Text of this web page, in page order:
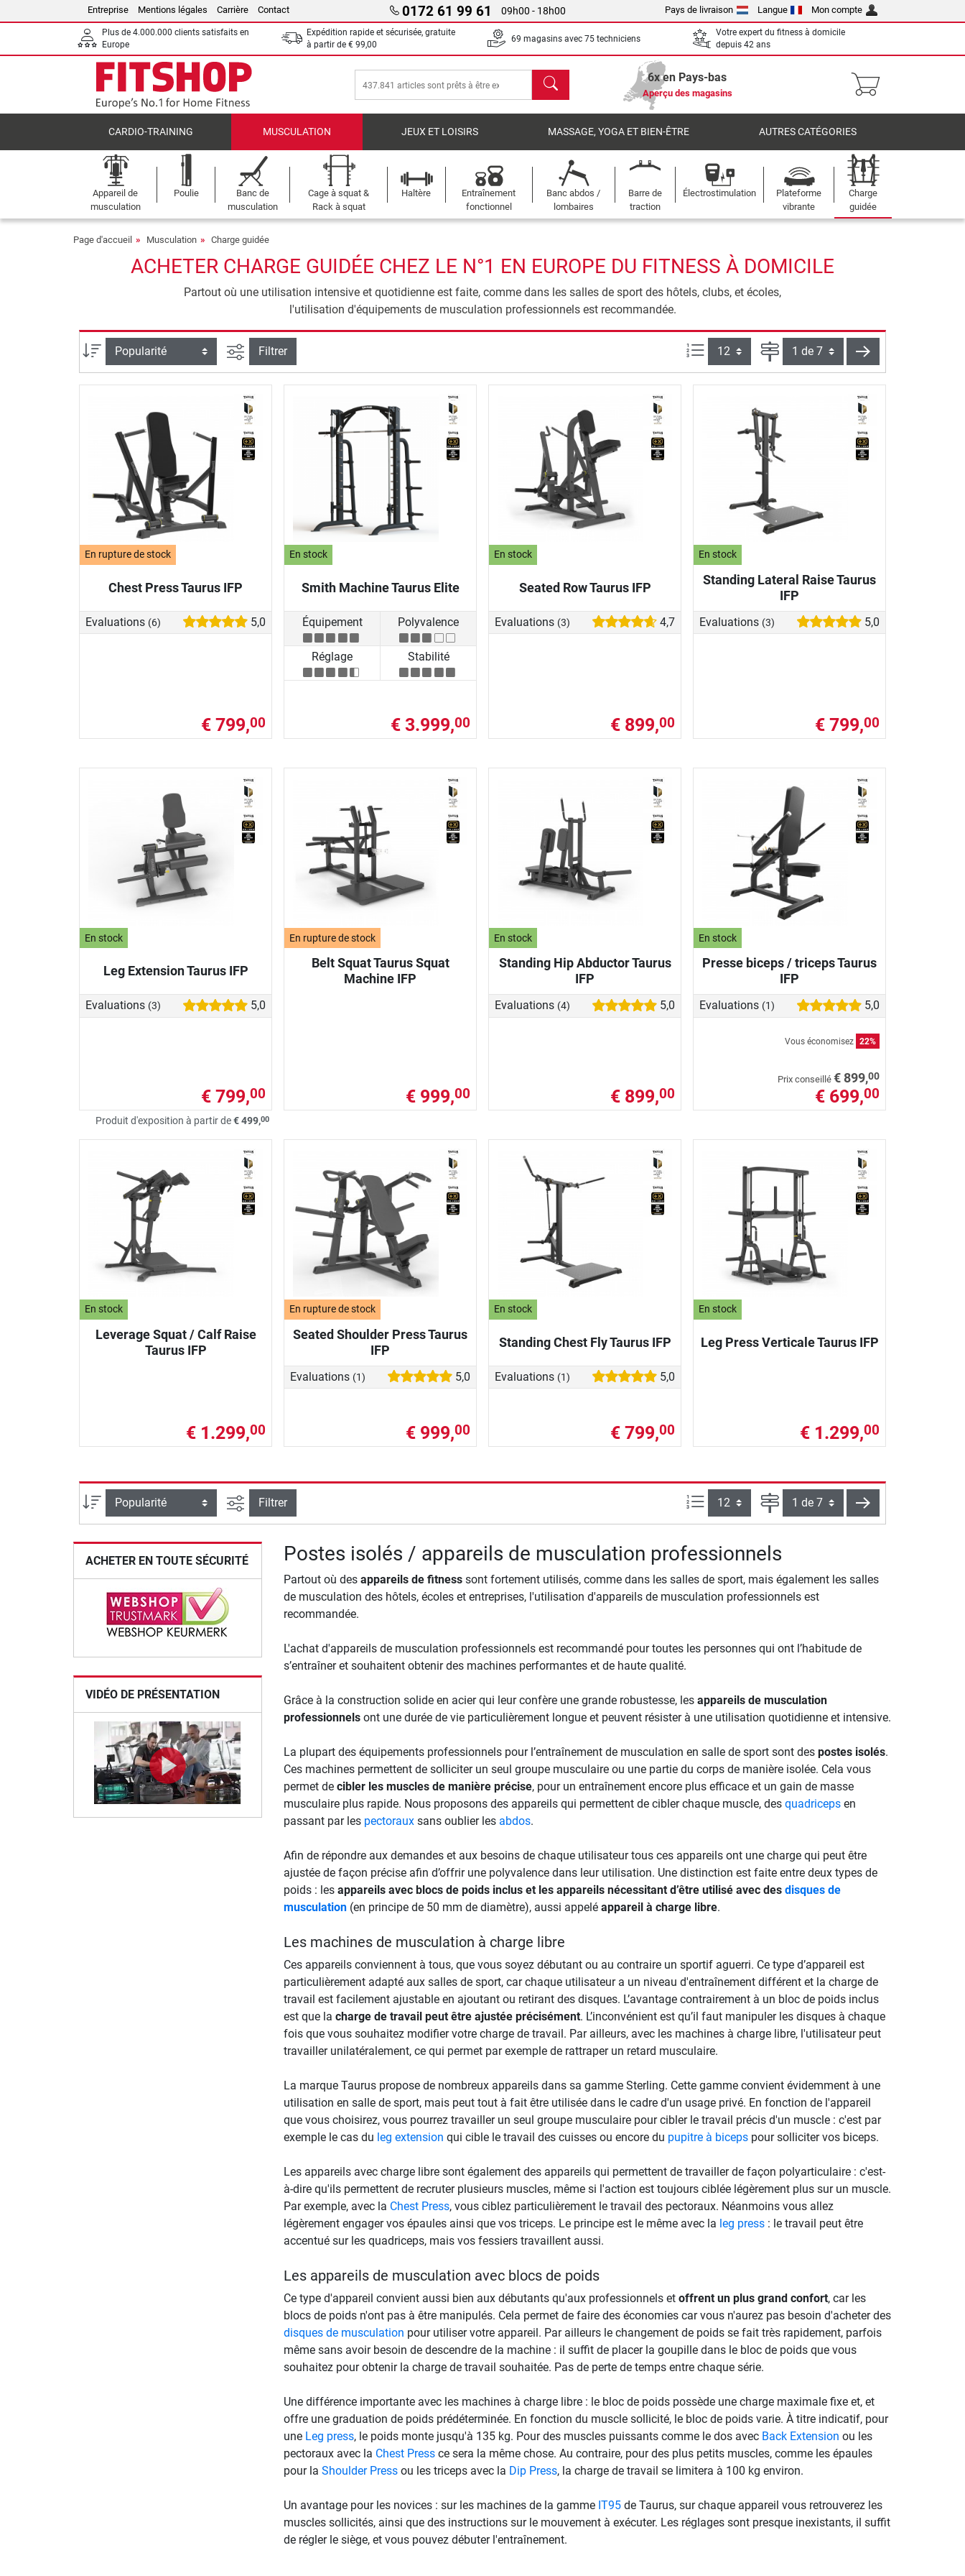
Entreprise Mentions légales Carrière Contact 0172 61 99 61 09h00 - 18h00 Pays de livraison Langue Mon compte
Plus de 4.000.000 clients satisfaits en
Europe
Expédition rapide et sécurisée, gratuite
à partir de € 99,00
69 magasins avec 75 techniciens
Votre expert du fitness à domicile
depuis 42 ans
chercher 6x en Pays-bas
Aperçu des magasins
CARDIO-TRAINING MUSCULATION JEUX ET LOISIRS MASSAGE, YOGA ET BIEN-ÊTRE AUTRES CATÉGORIES
Appareil de
musculation
Poulie
Banc de
musculation
Cage à squat &
Rack à squat
Haltère
Entraînement
fonctionnel
Banc abdos /
lombaires
Barre de
traction
Électrostimulation
Plateforme
vibrante
Charge
guidée
Page d'accueil Musculation Charge guidée
ACHETER CHARGE GUIDÉE CHEZ LE N°1 EN EUROPE DU FITNESS À DOMICILE
Partout où une utilisation intensive et quotidienne est faite, comme dans les salles de sport des hôtels, clubs, et écoles,
l'utilisation d'équipements de musculation professionnels est recommandée.
Trier par Filtrer la recherche
Filtrer Articles par page :Page continuer
En rupture de stock
Chest Press Taurus IFP
Evaluations (6) 5,0
€ 799,00
En stock
Smith Machine Taurus Elite
Équipement Polyvalence
Réglage Stabilité
€ 3.999,00
En stock
Seated Row Taurus IFP
Evaluations (3) 4,7
€ 899,00
En stock
Standing Lateral Raise Taurus
IFP
Evaluations (3) 5,0
€ 799,00
En stock
Leg Extension Taurus IFP
Evaluations (3) 5,0
€ 799,00
Produit d'exposition à partir de€ 499,00
En rupture de stock
Belt Squat Taurus Squat
Machine IFP
€ 999,00
En stock
Standing Hip Abductor Taurus
IFP
Evaluations (4) 5,0
€ 899,00
En stock
Presse biceps / triceps Taurus
IFP
Evaluations (1) 5,0
Vous économisez 22%
Prix conseillé € 899,00
€ 699,00
En stock
Leverage Squat / Calf Raise
Taurus IFP
€ 1.299,00
En rupture de stock
Seated Shoulder Press Taurus
IFP
Evaluations (1) 5,0
€ 999,00
En stock
Standing Chest Fly Taurus IFP
Evaluations (1) 5,0
€ 799,00
En stock
Leg Press Verticale Taurus IFP
€ 1.299,00
Trier par Filtrer la recherche
Filtrer Articles par page :Page continuer
ACHETER EN TOUTE SÉCURITÉ
VIDÉO DE PRÉSENTATION
Postes isolés / appareils de musculation professionnels
Partout où des appareils de fitnesssont fortement utilisés, comme dans les salles de sport, mais également les salles
de musculation des hôtels, écoles et entreprises, l'utilisation d'appareils de musculation professionnels est
recommandée.
L'achat d'appareils de musculation professionnels est recommandé pour toutes les personnes qui ont l’habitude de
s’entraîner et souhaitent obtenir des machines performantes et de haute qualité.
Grâce à la construction solide en acier qui leur confère une grande robustesse, les appareils de musculation
professionnelsont une durée de vie particulièrement longue et peuvent résister à une utilisation quotidienne et intensive.
La plupart des équipements professionnels pour l’entraînement de musculation en salle de sport sont des postes isolés.
Ces machines permettent de solliciter un seul groupe musculaire ou une partie du corps de manière isolée. Cela vous
permet de cibler les muscles de manière précise, pour un entraînement encore plus efficace et un gain de masse
musculaire plus rapide. Nous proposons des appareils qui permettent de cibler chaque muscle, des quadricepsen
passant par les pectorauxsans oublier les abdos.
Afin de répondre aux demandes et aux besoins de chaque utilisateur tous ces appareils ont une charge qui peut être
ajustée de façon précise afin d’offrir une polyvalence dans leur utilisation. Une distinction est faite entre deux types de
poids : les appareils avec blocs de poids inclus et les appareils nécessitant d’être utilisé avec des disques de
musculation(en principe de 50 mm de diamètre), aussi appelé appareil à charge libre.
Les machines de musculation à charge libre
Ces appareils conviennent à tous, que vous soyez débutant ou au contraire un sportif aguerri. Ce type d’appareil est
particulièrement adapté aux salles de sport, car chaque utilisateur a un niveau d'entraînement différent et la charge de
travail est facilement ajustable en ajoutant ou retirant des disques. L’avantage contrairement à un bloc de poids inclus
est que la charge de travail peut être ajustée précisément. L’inconvénient est qu’il faut manipuler les disques à chaque
fois que vous souhaitez modifier votre charge de travail. Par ailleurs, avec les machines à charge libre, l'utilisateur peut
travailler unilatéralement, ce qui permet par exemple de rattraper un retard musculaire.
La marque Taurus propose de nombreux appareils dans sa gamme Sterling. Cette gamme convient évidemment à une
utilisation en salle de sport, mais peut tout à fait être utilisée dans le cadre d'un usage privé. En fonction de l'appareil
que vous choisirez, vous pourrez travailler un seul groupe musculaire pour cibler le travail précis d'un muscle : c'est par
exemple le cas du leg extension qui cible le travail des cuisses ou encore du pupitre à bicepspour solliciter vos biceps.
Les appareils avec charge libre sont également des appareils qui permettent de travailler de façon polyarticulaire : c'est-
à-dire qu'ils permettent de recruter plusieurs muscles, même si l'action est toujours ciblée légèrement plus sur un muscle.
Par exemple, avec la Chest Press, vous ciblez particulièrement le travail des pectoraux. Néanmoins vous allez
légèrement engager vos épaules ainsi que vos triceps. Le principe est le même avec la leg press: le travail peut être
accentué sur les quadriceps, mais vos fessiers travaillent aussi.
Les appareils de musculation avec blocs de poids
Ce type d'appareil convient aussi bien aux débutants qu'aux professionnels et offrent un plus grand confort, car les
blocs de poids n'ont pas à être manipulés. Cela permet de faire des économies car vous n'aurez pas besoin d'acheter des
disques de musculation pour utiliser votre appareil. Par ailleurs le changement de poids se fait très rapidement, parfois
même sans avoir besoin de descendre de la machine : il suffit de placer la goupille dans le bloc de poids que vous
souhaitez pour obtenir la charge de travail souhaitée. Pas de perte de temps entre chaque série.
Une différence importante avec les machines à charge libre : le bloc de poids possède une charge maximale fixe et, et
offre une graduation de poids prédéterminée. En fonction du muscle sollicité, le bloc de poids varie. À titre indicatif, pour
une Leg press, le poids monte jusqu'à 135 kg. Pour des muscles puissants comme le dos avec Back Extension ou les
pectoraux avec la Chest Pressce sera la même chose. Au contraire, pour des plus petits muscles, comme les épaules
pour la Shoulder Pressou les triceps avec la Dip Press, la charge de travail se limitera à 100 kg environ.
Un avantage pour les novices : sur les machines de la gamme IT95de Taurus, sur chaque appareil vous retrouverez les
muscles sollicités, ainsi que des instructions sur le mouvement à exécuter. Les réglages sont presque inexistants, il suffit
de régler le siège, et vous pouvez débuter l'entraînement.